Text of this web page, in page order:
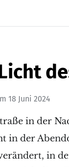
18 Juni 2024
in der
in der
in